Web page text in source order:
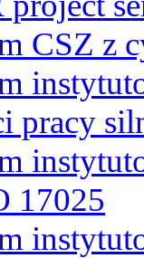
CSZ z
pracy
17025